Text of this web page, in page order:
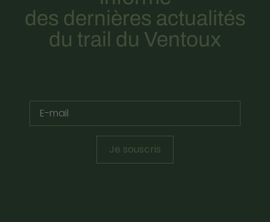
des dernières actualités
du trail du Ventoux
Je souscris